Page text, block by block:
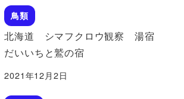
鳥類
北海道 シマフクロウ観察 湯宿
だいいちと鷲の宿
2021年12月2日